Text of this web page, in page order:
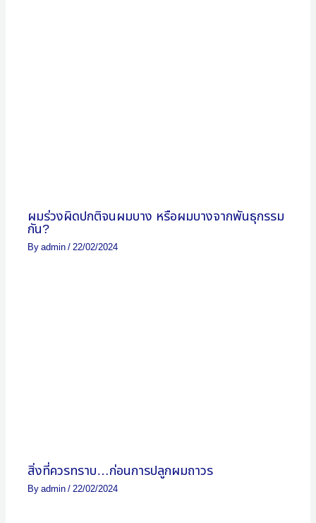
ผมร่วงผิดปกติจนผมบาง หรือผมบางจากพันธุกรรม
กัน?
Byadmin/22/02/2024
สิ่งที่ควรทราบ…ก่อนการปลูกผมถาวร
Byadmin/22/02/2024